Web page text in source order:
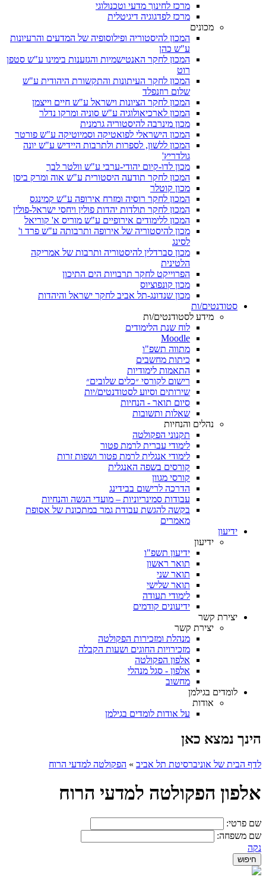
מרכז לחינוך מדעי וטכנולוגי
מרכז לפדגוגיה דיגיטלית
מכונים
המכון להיסטוריה ופילוסופיה של המדעים והרעיונות
ע"ש כהן
המכון לחקר האנטישמיות והגזענות בימינו ע"ש סטפן
רוט
המכון לחקר העיתונות והתקשורת היהודית ע"ש
שלום רוזנפלד
המכון לחקר הציונות וישראל ע"ש חיים וייצמן
המכון לארכיאולוגיה ע"ש סוניה ומרקו נדלר
מכון מינרבה להיסטוריה גרמנית
המכון הישראלי לפואטיקה וסמיוטיקה ע"ש פורטר
המכון ללשון, לספרות ולתרבות היידיש ע"ש יונה
גולדריץ'
מכון לדו-קיום יהודי-ערבי ע"ש וולטר לבך
המכון לחקר תודעה היסטורית ע"ש אוה ומרק ביסן
מכון קוטלר
המכון לחקר רוסיה ומזרח אירופה ע"ש קמינגס
המכון לחקר תולדות יהדות פולין ויחסי ישראל-פולין
המכון ללימודים אירופיים ע"ש מוריס א' קוריאל
מכון להיסטוריה של אירופה ותרבותה ע"ש פרד ו'
לסינג
מכון סברדלין להיסטוריה ותרבות של אמריקה
הלטינית
הפרוייקט לחקר תרבויות הים התיכון
מכון קונפוציוס
מכון שנדונג-תל אביב לחקר ישראל והיהדות
סטודנטים/ות
מידע לסטודנטים/ות
לוח שנת הלימודים
Moodle
מתווה תשפ"ו
כיתות מחשבים
התאמות לימודיות
רישום לקורסי ״כלים שלובים״
שירותים וסיוע לסטודנטים/יות
סיום תואר - הנחיות
שאלות ותשובות
נהלים והנחיות
תקנוני הפקולטה
לימודי עברית לרמת פטור
לימודי אנגלית לרמת פטור ושפות זרות
קורסים בשפה האנגלית
קורסי מגוון
הדרכה לרישום בבידינג
עבודות סמינריוניות – מועדי הגשה והנחיות
בקשה להגשת עבודת גמר במתכונת של אסופת
מאמרים
ידיעון
ידיעון
ידיעון תשפ"ו
תואר ראשון
תואר שני
תואר שלישי
לימודי תעודה
ידיעונים קודמים
יצירת קשר
יצירת קשר
מנהלת ומזכירות הפקולטה
מזכירויות החוגים ושעות הקבלה
אלפון הפקולטה
אלפון - סגל מנהלי
מחשוב
לומדים בגילמן
אודות
על אודות לומדים בגילמן
הינך נמצא כאן
לדף הבית של אוניברסיטת תל אביב » הפקולטה למדעי הרוח
אלפון הפקולטה למדעי הרוח
שם פרטי:
שם משפחה:
נקה